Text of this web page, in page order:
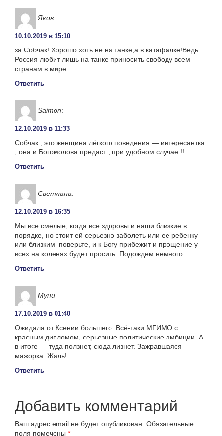
Яков:
10.10.2019 в 15:10
за Собчак! Хорошо хоть не на танке,а в катафалке!Ведь
Россия любит лишь на танке приносить свободу всем
странам в мире.
Ответить
Saimon:
12.10.2019 в 11:33
Собчак , это женщина лёгкого поведения — интересантка
, она и Богомолова предаст , при удобном случае !!
Ответить
Светлана:
12.10.2019 в 16:35
Мы все смелые, когда все здоровы и наши близкие в
порядке, но стоит ей серьезно заболеть или ее ребенку
или близким, поверьте, и к Богу прибежит и прощение у
всех на коленях будет просить. Подождем немного.
Ответить
Муни:
17.10.2019 в 01:40
Ожидала от Ксении большего. Всё-таки МГИМО с
красным дипломом, серьезные политические амбиции. А
в итоге — туда ползнет, сюда лизнет. Зажравшаяся
мажорка. Жаль!
Ответить
Добавить комментарий
Ваш адрес email не будет опубликован. Обязательные
поля помечены *